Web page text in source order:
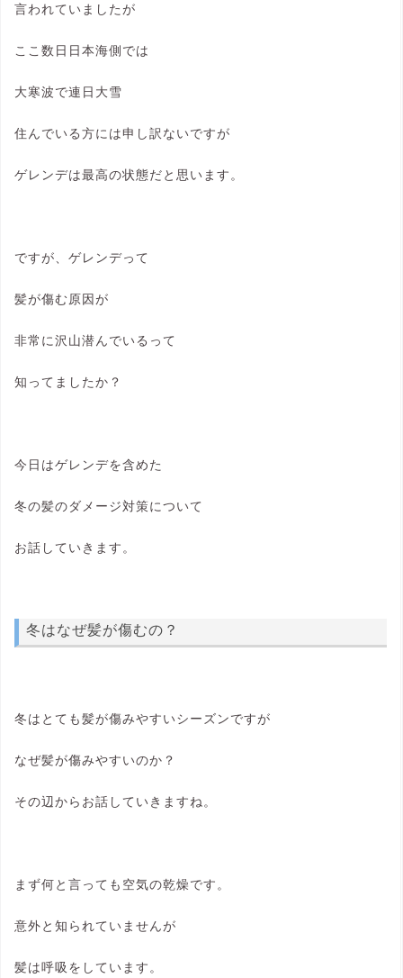
言われていましたが
ここ数日日本海側では
大寒波で連日大雪
住んでいる方には申し訳ないですが
ゲレンデは最高の状態だと思います。
ですが、ゲレンデって
髪が傷む原因が
非常に沢山潜んでいるって
知ってましたか？
今日はゲレンデを含めた
冬の髪のダメージ対策について
お話していきます。
冬はなぜ髪が傷むの？
冬はとても髪が傷みやすいシーズンですが
なぜ髪が傷みやすいのか？
その辺からお話していきますね。
まず何と言っても空気の乾燥です。
意外と知られていませんが
髪は呼吸をしています。